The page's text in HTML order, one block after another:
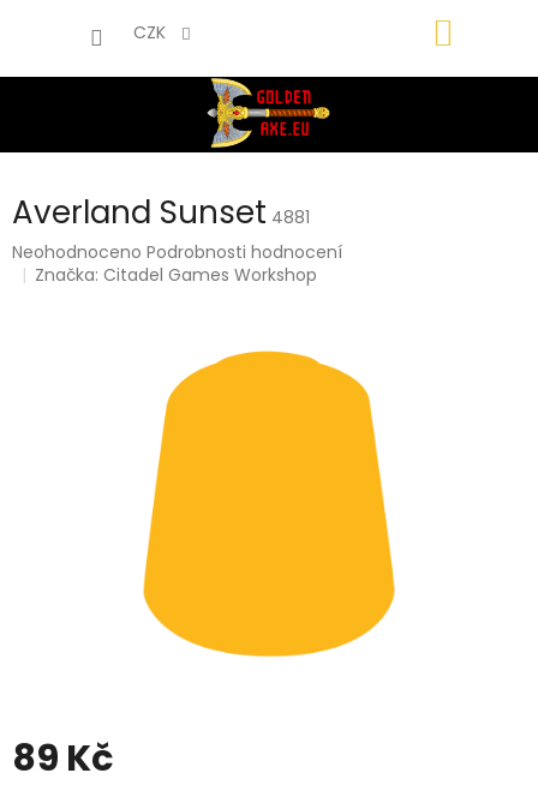
CZK
Averland Sunset 4881
Průměrné
hodnocení
Neohodnoceno Podrobnosti hodnocení
Značka:Citadel Games Workshop
89 Kč